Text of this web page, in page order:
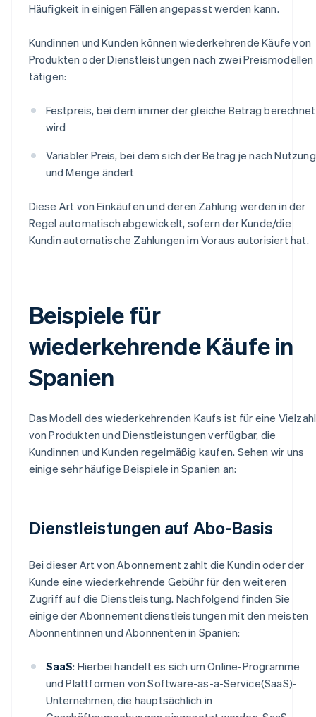
Häufigkeit in einigen Fällen angepasst werden kann.
Kundinnen und Kunden können wiederkehrende Käufe von
Produkten oder Dienstleistungen nach zwei Preismodellen
tätigen:
Festpreis, bei dem immer der gleiche Betrag berechnet
wird
Variabler Preis, bei dem sich der Betrag je nach Nutzung
und Menge ändert
Diese Art von Einkäufen und deren Zahlung werden in der
Regel automatisch abgewickelt, sofern der Kunde/die
Kundin automatische Zahlungen im Voraus autorisiert hat.
Beispiele für
wiederkehrende Käufe in
Spanien
Das Modell des wiederkehrenden Kaufs ist für eine Vielzahl
von Produkten und Dienstleistungen verfügbar, die
Kundinnen und Kunden regelmäßig kaufen. Sehen wir uns
einige sehr häufige Beispiele in Spanien an:
Dienstleistungen auf Abo-Basis
Bei dieser Art von Abonnement zahlt die Kundin oder der
Kunde eine wiederkehrende Gebühr für den weiteren
Zugriff auf die Dienstleistung. Nachfolgend finden Sie
einige der Abonnementdienstleistungen mit den meisten
Abonnentinnen und Abonnenten in Spanien:
SaaS: Hierbei handelt es sich um Online-Programme
und Plattformen von Software-as-a-Service(SaaS)-
Unternehmen, die hauptsächlich in